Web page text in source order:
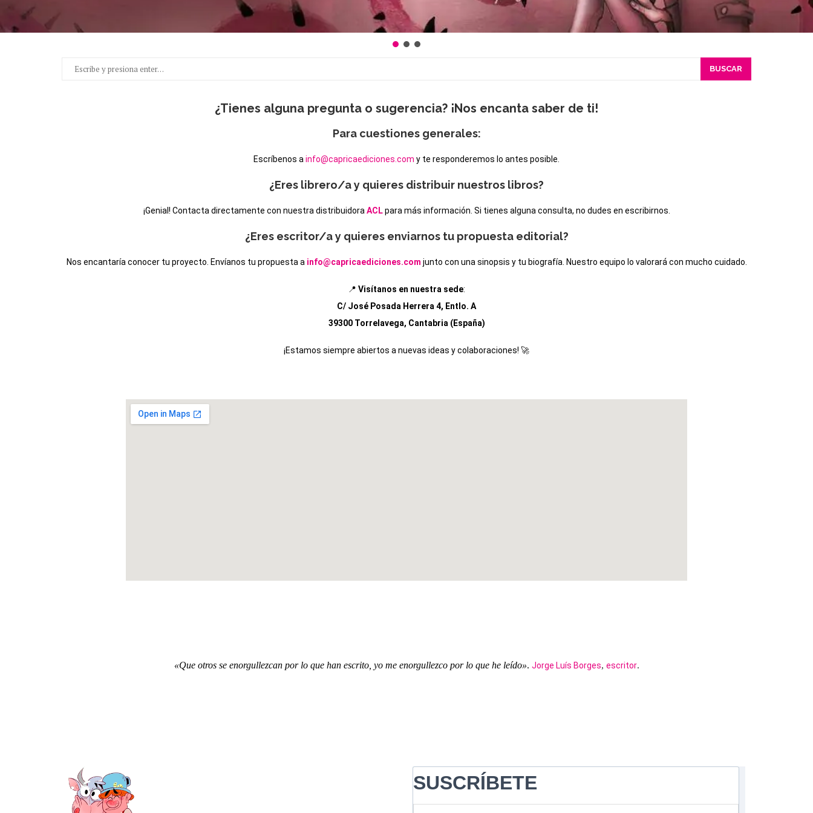
BUSCAR
¿Tienes alguna pregunta o sugerencia? ¡Nos encanta saber de ti!
Para cuestiones generales:
Escríbenos a info@capricaediciones.com y te responderemos lo antes posible.
¿Eres librero/a y quieres distribuir nuestros libros?
¡Genial! Contacta directamente con nuestra distribuidora ACLpara más información. Si tienes alguna consulta, no dudes en escribirnos.
¿Eres escritor/a y quieres enviarnos tu propuesta editorial?
Nos encantaría conocer tu proyecto. Envíanos tu propuesta a info@capricaediciones.com junto con una sinopsis y tu biografía. Nuestro equipo lo valorará con mucho cuidado.
📍 Visítanos en nuestra sede:
C/ José Posada Herrera 4, Entlo. A
39300 Torrelavega, Cantabria (España)
¡Estamos siempre abiertos a nuevas ideas y colaboraciones! 🚀
«Que otros se enorgullezcan por lo que han escrito, yo me enorgullezco por lo que he leído». Jorge Luís Borges, escritor.
SUSCRÍBETE